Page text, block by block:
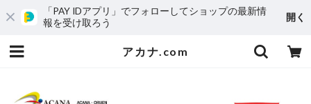
「PAY IDアプリ」でフォローしてショップの最新情
報を受け取ろう
開く
アカナ.com